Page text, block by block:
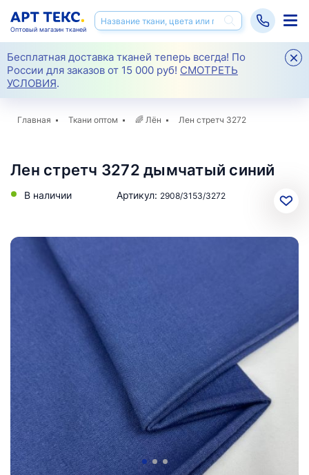
Бесплатная доставка тканей теперь всегда! По
России для заказов от 15 000 руб! СМОТРЕТЬ
УСЛОВИЯ.
Оптовый магазин тканей
Главная Ткани оптом 🌈 Лён Лен стретч 3272
Лен стретч 3272 дымчатый синий
В наличии Артикул: 2908/3153/3272